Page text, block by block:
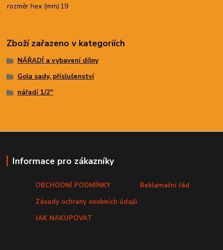
rozměr hex (mm) 19
Zboží zařazeno v kategoriích
NÁŘADÍ a vybavení dílny
Gola sady, příslušenství
nářadí 1/2"
Informace pro zákazníky
OBCHODNÍ PODMÍNKY
Reklamační řád
Zásady ochrany osobních údajů
JAK NAKUPOVAT